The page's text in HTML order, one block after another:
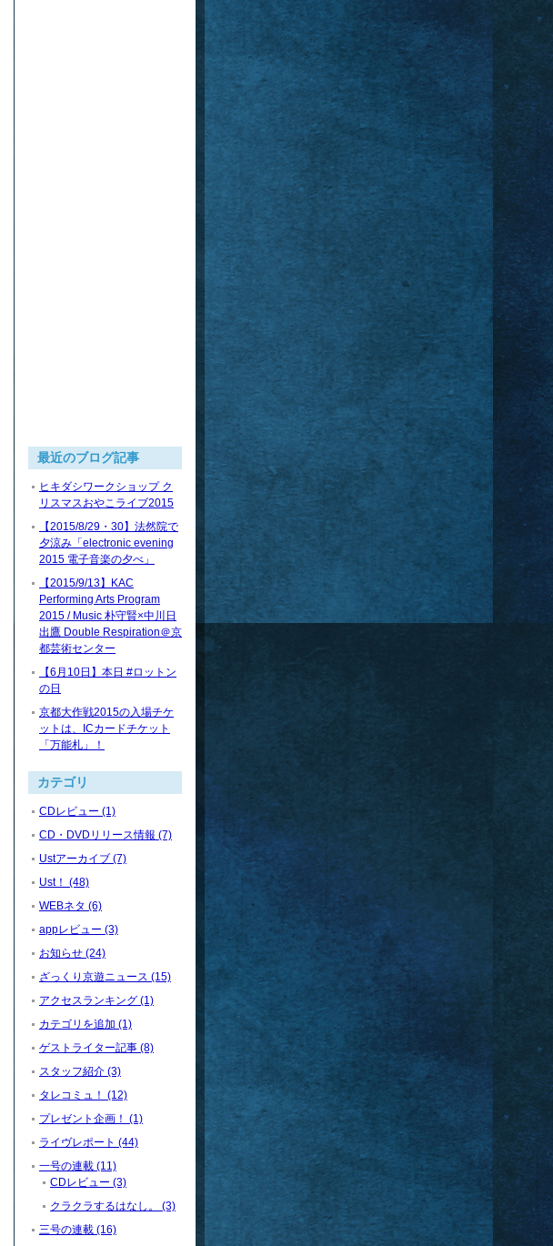
最近のブログ記事
ヒキダシワークショップ ク
リスマスおやこライブ2015
【2015/8/29・30】法然院で
夕涼み「electronic evening
2015 電子音楽の夕べ」
【2015/9/13】KAC
Performing Arts Program
2015 / Music 朴守賢×中川日
出鷹 Double Respiration＠京
都芸術センター
【6月10日】本日 #ロットン
の日
京都大作戦2015の入場チケ
ットは、ICカードチケット
「万能札」！
カテゴリ
CDレビュー (1)
CD・DVDリリース情報 (7)
Ustアーカイブ (7)
Ust！ (48)
WEBネタ (6)
appレビュー (3)
お知らせ (24)
ざっくり京遊ニュース (15)
アクセスランキング (1)
カテゴリを追加 (1)
ゲストライター記事 (8)
スタッフ紹介 (3)
タレコミュ！ (12)
プレゼント企画！ (1)
ライヴレポート (44)
一号の連載 (11)
CDレビュー (3)
クラクラするはなし。 (3)
三号の連載 (16)